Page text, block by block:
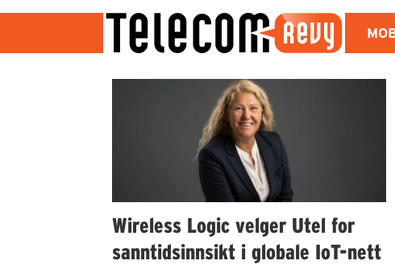
Wireless Logic velger Utel for
sanntidsinnsikt i globale IoT-nett